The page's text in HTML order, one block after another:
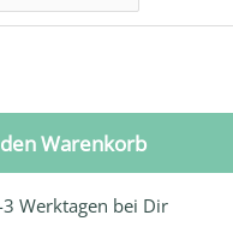
Warenkorb
Werktagen bei Dir